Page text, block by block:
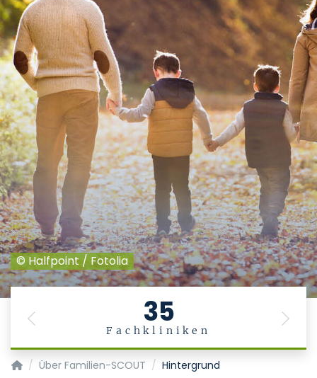
© Halfpoint / Fotolia
35
Fachkliniken
Previous Next
Familien-SCOUT
Über Familien-SCOUT Hintergrund